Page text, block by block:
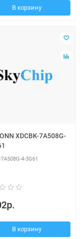
В корзину
XDCBK-7A508G-
4-3G61
В корзину